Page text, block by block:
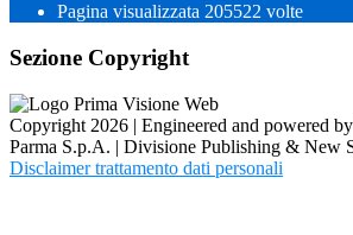
Pagina visualizzata 205522 volte
Sezione Copyright
Copyright 2026 | Engineered and powered
Parma S.p.A. | Divisione Publishing & New
Disclaimer trattamento dati personali